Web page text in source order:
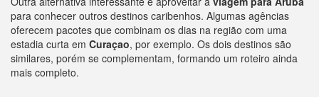
para conhecer outros destinos caribenhos. Algumas agências
oferecem pacotes que combinam os dias na região com uma
estadia curta em Curaçao, por exemplo. Os dois destinos são
similares, porém se complementam, formando um roteiro ainda
mais completo.